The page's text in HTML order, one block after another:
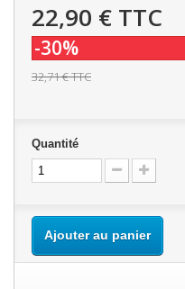
22,90 € TTC
-30%
32,71 €TTC
Quantité
Ajouter au panier